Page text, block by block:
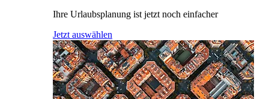
Ihre Urlaubsplanung ist jetzt noch einfacher
Jetzt auswählen